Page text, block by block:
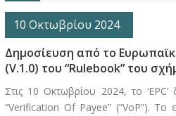
10 Οκτωβρίου 2024
Δημοσίευση από το
(V.1.0) του “Rulebook” του
Στις 10 Οκτωβρίου 2024, το
“Verification Of Payee” (“VoP”). Το